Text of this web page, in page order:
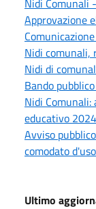
Approvazione
Nidi
Nidi di
Bando
Nidi
educativo
Avviso
comodato
Ultimo